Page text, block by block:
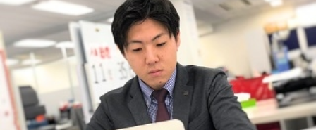
社
を
ん
だ
理
由。
【株